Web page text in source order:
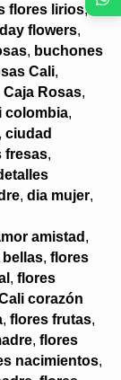
flores lirios,
flowers,
, buchones
Cali,
Caja Rosas,
colombia,
, ciudad
fresas,
, dia mujer,
amistad ,
, flores
, flores
corazón
, flores frutas,
, flores
nacimientos,